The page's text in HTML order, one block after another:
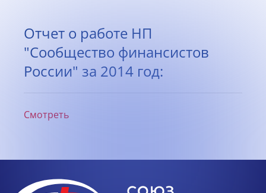
Отчет о работе НП
"Сообщество финансистов
России" за 2014 год:
Смотреть